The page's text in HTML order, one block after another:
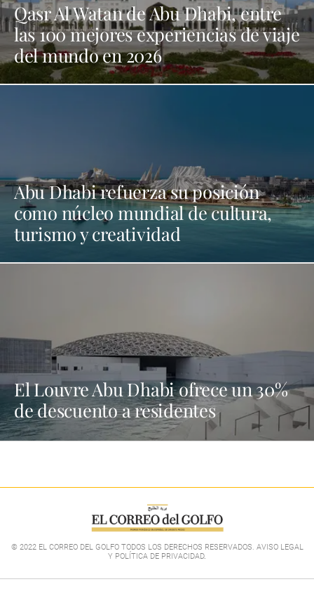
Qasr Al Watan de Abu Dhabi, entre
las 100 mejores experiencias de viaje
del mundo en 2026
Abu Dhabi refuerza su posición
como núcleo mundial de cultura,
turismo y creatividad
El Louvre Abu Dhabi ofrece un 30%
de descuento a residentes
© 2022 EL CORREO DEL GOLFO TODOS LOS DERECHOS RESERVADOS. AVISO LEGAL
Y POLÍTICA DE PRIVACIDAD.